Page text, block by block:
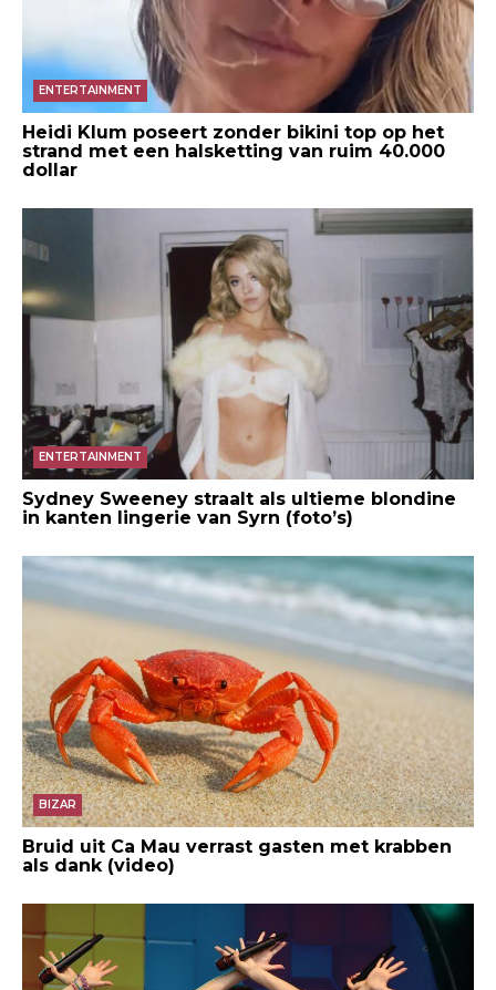
ENTERTAINMENT
Heidi Klum poseert zonder bikini top op het
strand met een halsketting van ruim 40.000
dollar
ENTERTAINMENT
Sydney Sweeney straalt als ultieme blondine
in kanten lingerie van Syrn (foto’s)
BIZAR
Bruid uit Ca Mau verrast gasten met krabben
als dank (video)